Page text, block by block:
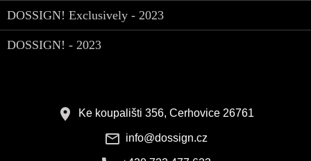
DOSSIGN! Exclusively - 2023
DOSSIGN! - 2023
Ke koupališti 356, Cerhovice 26761
info@dossign.cz